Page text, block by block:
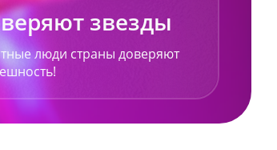
звезды
люди страны доверяют